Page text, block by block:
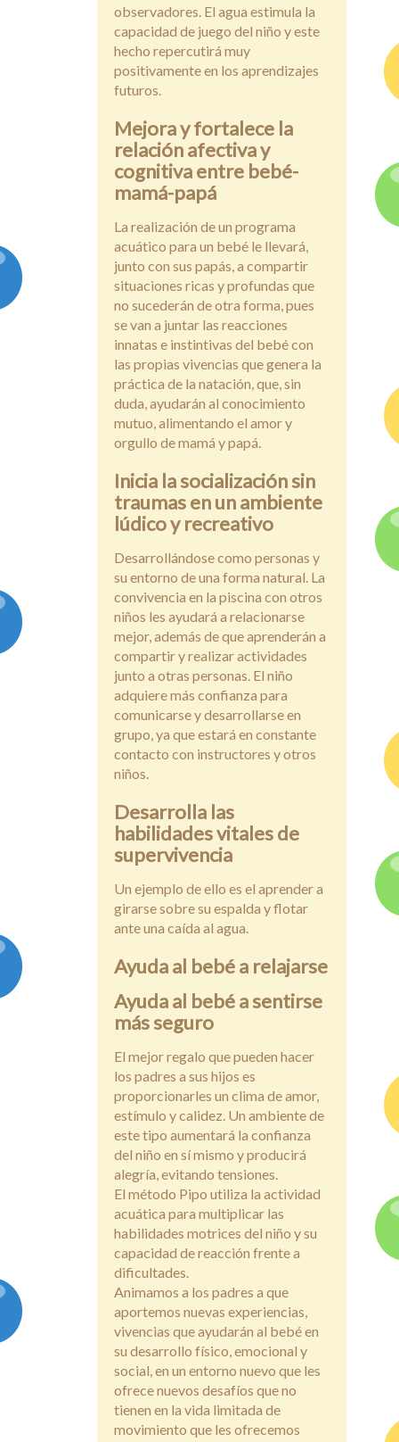
observadores. El agua estimula la
capacidad de juego del niño y este
hecho repercutirá muy
positivamente en los aprendizajes
futuros.
Mejora y fortalece la
relación afectiva y
cognitiva entre bebé-
mamá-papá
La realización de un programa
acuático para un bebé le llevará,
junto con sus papás, a compartir
situaciones ricas y profundas que
no sucederán de otra forma, pues
se van a juntar las reacciones
innatas e instintivas del bebé con
las propias vivencias que genera la
práctica de la natación, que, sin
duda, ayudarán al conocimiento
mutuo, alimentando el amor y
orgullo de mamá y papá.
Inicia la socialización sin
traumas en un ambiente
lúdico y recreativo
Desarrollándose como personas y
su entorno de una forma natural. La
convivencia en la piscina con otros
niños les ayudará a relacionarse
mejor, además de que aprenderán a
compartir y realizar actividades
junto a otras personas. El niño
adquiere más confianza para
comunicarse y desarrollarse en
grupo, ya que estará en constante
contacto con instructores y otros
niños.
Desarrolla las
habilidades vitales de
supervivencia
Un ejemplo de ello es el aprender a
girarse sobre su espalda y flotar
ante una caída al agua.
Ayuda al bebé a relajarse
Ayuda al bebé a sentirse
más seguro
El mejor regalo que pueden hacer
los padres a sus hijos es
proporcionarles un clima de amor,
estímulo y calidez. Un ambiente de
este tipo aumentará la confianza
del niño en sí mismo y producirá
alegría, evitando tensiones.
El método Pipo utiliza la actividad
acuática para multiplicar las
habilidades motrices del niño y su
capacidad de reacción frente a
dificultades.
Animamos a los padres a que
aportemos nuevas experiencias,
vivencias que ayudarán al bebé en
su desarrollo físico, emocional y
social, en un entorno nuevo que les
ofrece nuevos desafíos que no
tienen en la vida limitada de
movimiento que les ofrecemos